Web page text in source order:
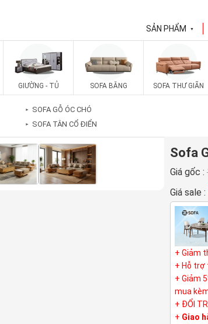
SẢN PHẨM ▼
GIƯỜNG - TỦ SOFA BĂNG SOFA THƯ GIÃN
► SOFA GỖ ÓC CHÓ
► SOFA TÂN CỔ ĐIỂN
Sofa
Giá gốc :
Giá sale :
+ Giảm
+ Hỗ trợ
+ Giảm
mua
+ ĐỔI
+ Giao